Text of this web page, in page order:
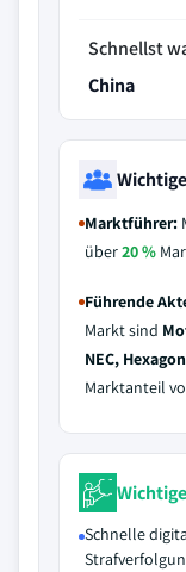
Schnellst
China
Marktführer:
über20 %
Führende
Markt sind
NEC,
Marktanteil
Schnelle